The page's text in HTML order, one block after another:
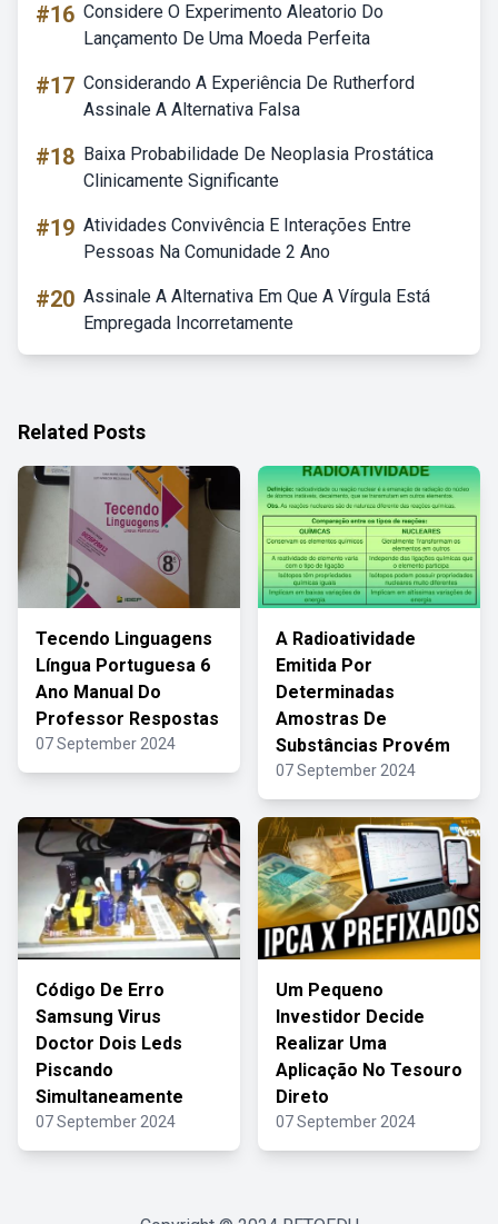
#16 Considere O Experimento Aleatorio Do
Lançamento De Uma Moeda Perfeita
#17 Considerando A Experiência De Rutherford
Assinale A Alternativa Falsa
#18 Baixa Probabilidade De Neoplasia Prostática
Clinicamente Significante
#19 Atividades Convivência E Interações Entre
Pessoas Na Comunidade 2 Ano
#20 Assinale A Alternativa Em Que A Vírgula Está
Empregada Incorretamente
Related Posts
Tecendo Linguagens
Língua Portuguesa 6
Ano Manual Do
Professor Respostas
07 September 2024
A Radioatividade
Emitida Por
Determinadas
Amostras De
Substâncias Provém
07 September 2024
Código De Erro
Samsung Virus
Doctor Dois Leds
Piscando
Simultaneamente
07 September 2024
Um Pequeno
Investidor Decide
Realizar Uma
Aplicação No Tesouro
Direto
07 September 2024